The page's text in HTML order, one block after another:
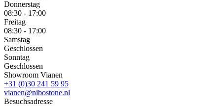
Donnerstag
08:30 - 17:00
Freitag
08:30 - 17:00
Samstag
Geschlossen
Sonntag
Geschlossen
Showroom Vianen
+31 (0)30 241 59 95
vianen@nibostone.nl
Besuchsadresse